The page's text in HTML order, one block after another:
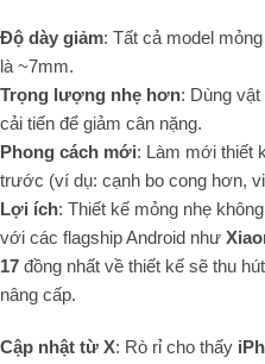
Độ dày giảm: Tất cả model
là ~7mm.
Trọng lượng nhẹ hơn: Dùng
cải tiến để giảm cân nặng.
Phong cách mới: Làm mới thiết
trước (ví dụ: cạnh bo cong hơn,
Lợi ích: Thiết kế mỏng nhẹ
với các flagship Android như
17 đồng nhất về thiết kế sẽ thu
nâng cấp.
Cập nhật từ X: Rò rỉ cho thấy